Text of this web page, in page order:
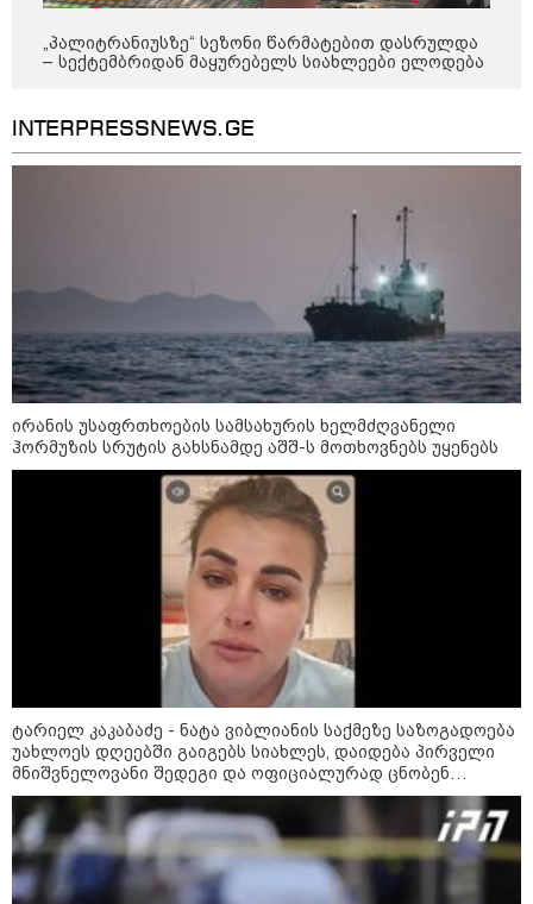
ის საწყობზე - დრონებით
თავდასხმის შემდეგ, ტულას
ოლქში მდებარე საწყობში
დაშავებული, მასშტაბური
რაკეტებით მიიტანა
14:13 / 04-08-2026
მორიგი თავდასხმა რუსეთში,
ნავთობგადამამუშავებელ
ქარხანაზე - რა დეტალებია
ცნობილი
კატეგორიის ყველა სიახლე
„პალიტრანიუსზე“ სეზონი წარმატებით დასრულდა
– სექტემბრიდან მაყურებელს სიახლეები ელოდება
INTERPRESSNEWS.GE
ირანის უსაფრთხოების სამსახურის ხელმძღვანელი
ჰორმუზის სრუტის გახსნამდე აშშ-ს მოთხოვნებს უყენებს
ტარიელ კაკაბაძე - ნატა ვიბლიანის საქმეზე საზოგადოება
უახლოეს დღეებში გაიგებს სიახლეს, დაიდება პირველი
მნიშვნელოვანი შედეგი და ოფიციალურად ცნობენ
დაზარალებულად